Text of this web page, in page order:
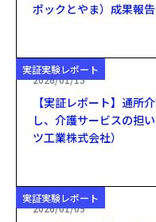
ポックとやま）成果報
実証実験レポート
2026/01/13
【実証レポート】通所
し、介護サービスの担
ツ工業株式会社）
実証実験レポート
2026/01/09